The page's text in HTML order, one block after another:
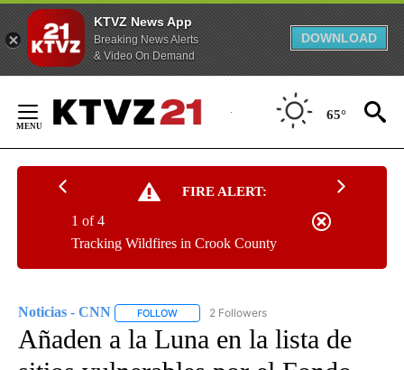
KTVZ News App
Breaking News Alerts
& Video On Demand
DOWNLOAD
Content
65°
FIRE ALERT:
Tracking Wildfires in Crook County
1 of 4
Noticias - CNN FOLLOW FOLLOW "NOTICIAS - CNN" TO RECEIVE
2 Followers
Añaden a la Luna en la lista de